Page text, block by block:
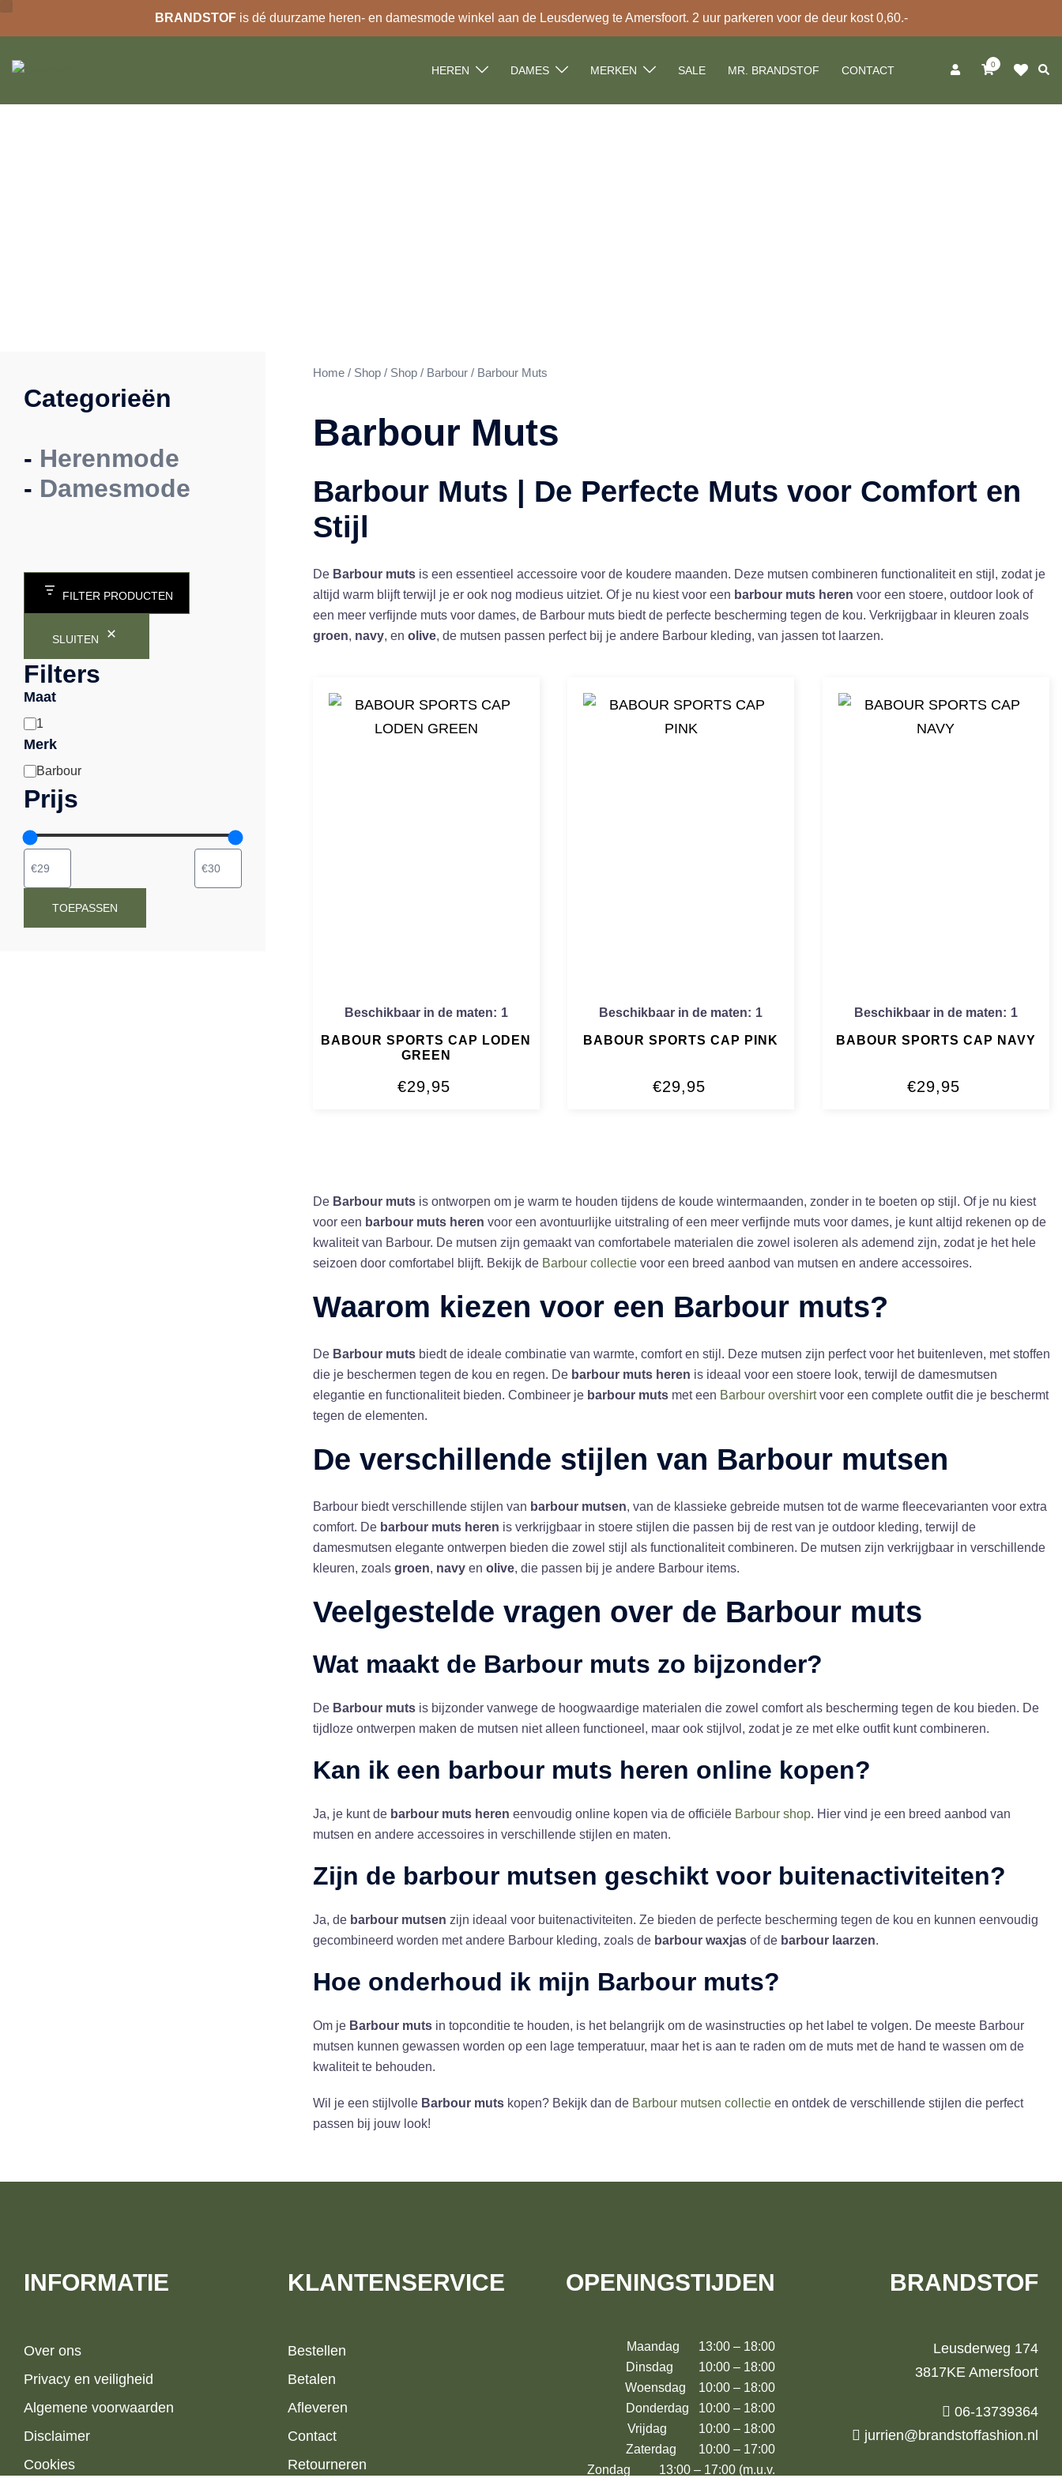
BRANDSTOFis dé duurzame heren- en damesmode winkel aan de Leusderweg te Amersfoort. 2 uur parkeren voor de deur kost 0,60.-
naar
inhoud
HEREN DAMES MERKEN SALE MR. BRANDSTOF CONTACT 0
Home / Shop / Shop / Barbour / Barbour Muts
Barbour Muts
Barbour Muts | De Perfecte Muts voor Comfort en
Stijl
De Barbour muts is een essentieel accessoire voor de koudere maanden. Deze mutsen combineren functionaliteit en stijl, zodat je
altijd warm blijft terwijl je er ook nog modieus uitziet. Of je nu kiest voor een barbour muts heren voor een stoere, outdoor look of
een meer verfijnde muts voor dames, de Barbour muts biedt de perfecte bescherming tegen de kou. Verkrijgbaar in kleuren zoals
groen, navy, en olive, de mutsen passen perfect bij je andere Barbour kleding, van jassen tot laarzen.
Beschikbaar in de maten: 1
BABOUR SPORTS CAP LODEN
GREEN
€29,95
Beschikbaar in de maten: 1
BABOUR SPORTS CAP PINK
€29,95
Beschikbaar in de maten: 1
BABOUR SPORTS CAP NAVY
€29,95
De Barbour muts is ontworpen om je warm te houden tijdens de koude wintermaanden, zonder in te boeten op stijl. Of je nu kiest
voor een barbour muts heren voor een avontuurlijke uitstraling of een meer verfijnde muts voor dames, je kunt altijd rekenen op de
kwaliteit van Barbour. De mutsen zijn gemaakt van comfortabele materialen die zowel isoleren als ademend zijn, zodat je het hele
seizoen door comfortabel blijft. Bekijk de Barbour collectie voor een breed aanbod van mutsen en andere accessoires.
Waarom kiezen voor een Barbour muts?
De Barbour muts biedt de ideale combinatie van warmte, comfort en stijl. Deze mutsen zijn perfect voor het buitenleven, met stoffen
die je beschermen tegen de kou en regen. De barbour muts heren is ideaal voor een stoere look, terwijl de damesmutsen
elegantie en functionaliteit bieden. Combineer je barbour muts met een Barbour overshirtvoor een complete outfit die je beschermt
tegen de elementen.
De verschillende stijlen van Barbour mutsen
Barbour biedt verschillende stijlen van barbour mutsen, van de klassieke gebreide mutsen tot de warme fleecevarianten voor extra
comfort. De barbour muts heren is verkrijgbaar in stoere stijlen die passen bij de rest van je outdoor kleding, terwijl de
damesmutsen elegante ontwerpen bieden die zowel stijl als functionaliteit combineren. De mutsen zijn verkrijgbaar in verschillende
kleuren, zoals groen, navy en olive, die passen bij je andere Barbour items.
Veelgestelde vragen over de Barbour muts
Wat maakt de Barbour muts zo bijzonder?
De Barbour muts is bijzonder vanwege de hoogwaardige materialen die zowel comfort als bescherming tegen de kou bieden. De
tijdloze ontwerpen maken de mutsen niet alleen functioneel, maar ook stijlvol, zodat je ze met elke outfit kunt combineren.
Kan ik een barbour muts heren online kopen?
Ja, je kunt de barbour muts heren eenvoudig online kopen via de officiële Barbour shop. Hier vind je een breed aanbod van
mutsen en andere accessoires in verschillende stijlen en maten.
Zijn de barbour mutsen geschikt voor buitenactiviteiten?
Ja, de barbour mutsen zijn ideaal voor buitenactiviteiten. Ze bieden de perfecte bescherming tegen de kou en kunnen eenvoudig
gecombineerd worden met andere Barbour kleding, zoals de barbour waxjas of de barbour laarzen.
Hoe onderhoud ik mijn Barbour muts?
Om je Barbour muts in topconditie te houden, is het belangrijk om de wasinstructies op het label te volgen. De meeste Barbour
mutsen kunnen gewassen worden op een lage temperatuur, maar het is aan te raden om de muts met de hand te wassen om de
kwaliteit te behouden.
Wil je een stijlvolle Barbour muts kopen? Bekijk dan de Barbour mutsen collectie en ontdek de verschillende stijlen die perfect
passen bij jouw look!
Categorieën
- Herenmode
- Damesmode
FILTER PRODUCTEN
SLUITEN
Filters
Maat
Maat
1
Merk
Merk
Barbour
Prijs
TOEPASSEN
INFORMATIE
Over ons
Privacy en veiligheid
Algemene voorwaarden
Disclaimer
Cookies
KLANTENSERVICE
Bestellen
Betalen
Afleveren
Contact
Retourneren
OPENINGSTIJDEN
Maandag 13:00 – 18:00
Dinsdag 10:00 – 18:00
Woensdag 10:00 – 18:00
Donderdag 10:00 – 18:00
Vrijdag 10:00 – 18:00
Zaterdag 10:00 – 17:00
Zondag 13:00 – 17:00 (m.u.v.
BRANDSTOF
Leusderweg 174
3817KE Amersfoort
06-13739364
jurrien@brandstoffashion.nl